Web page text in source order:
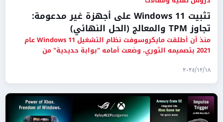
تثبيت Windows 11 على أجهزة غير مدعومة:
تجاوز TPM والمعالج (الحل النهائي)
منذ أن أطلقت مايكروسوفت نظام التشغيل Windows 11 عام
2021 بتصميمه الثوري، وضعت أمامه "بوابة حديدية" من
١٨‏/١٢‏/٢٠٢٥